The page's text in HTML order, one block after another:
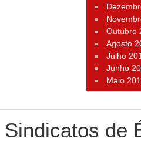
Outubro
Agosto
Julho
Junho
Maio
de